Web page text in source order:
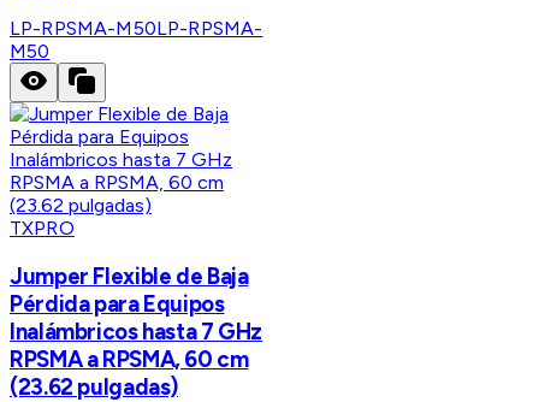
LP-RPSMA-M50LP-RPSMA-
M50
TXPRO
Jumper Flexible de Baja
Pérdida para Equipos
Inalámbricos hasta 7 GHz
RPSMA a RPSMA, 60 cm
(23.62 pulgadas)